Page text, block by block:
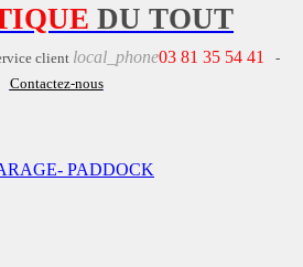
DU TOUT
client local_phone03 81 35 54 41
-
Contactez-nous
PADDOCK